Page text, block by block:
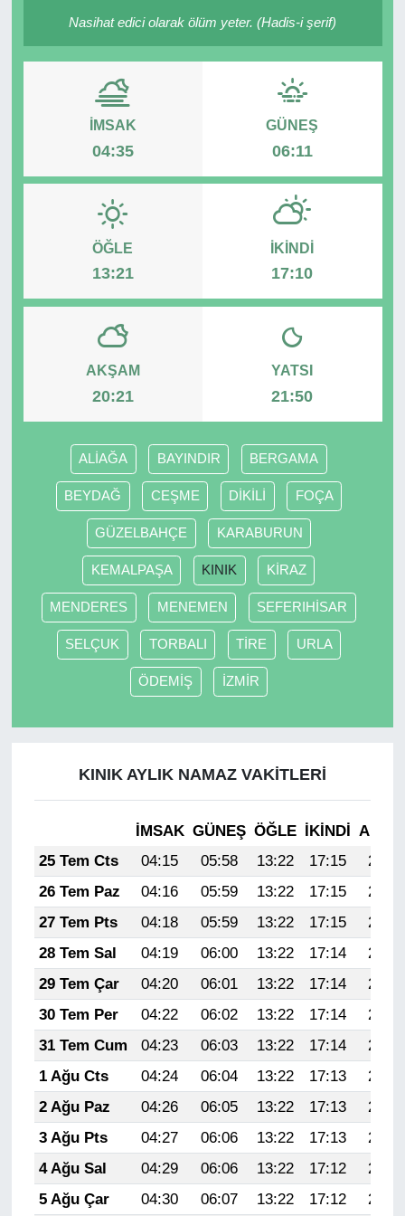
Nasihat edici olarak ölüm yeter. (Hadis-i şerif)
İMSAK
04:35
GÜNEŞ
06:11
ÖĞLE
13:21
İKINDI
17:10
AKŞAM
20:21
YATSI
21:50
ALİAĞA BAYINDIR BERGAMA
BEYDAĞ CEŞME DİKİLİ FOÇA
GÜZELBAHÇE KARABURUN
KEMALPAŞA KINIK KİRAZ
MENDERES MENEMEN SEFERIHİSAR
SELÇUK TORBALI TİRE URLA
ÖDEMİŞ İZMİR
KINIK AYLIK NAMAZ VAKITLERI
İMSAK GÜNEŞ ÖĞLE İKINDI
25 Tem Cts
04:15 05:58 13:22 17:15
20:36
26 Tem Paz
04:16 05:59 13:22 17:15
20:36
27 Tem Pts
04:18 05:59 13:22 17:15
20:35
28 Tem Sal
04:19 06:00 13:22 17:14
20:34
29 Tem Çar
04:20 06:01 13:22 17:14
20:33
30 Tem Per
04:22 06:02 13:22 17:14
20:32
31 Tem Cum
04:23 06:03 13:22 17:14
20:31
1 Ağu Cts
04:24 06:04 13:22 17:13
20:30
2 Ağu Paz
04:26 06:05 13:22 17:13
20:29
3 Ağu Pts
04:27 06:06 13:22 17:13
20:28
4 Ağu Sal
04:29 06:06 13:22 17:12
20:27
5 Ağu Çar
04:30 06:07 13:22 17:12 20:26
RESMİ REKLAM